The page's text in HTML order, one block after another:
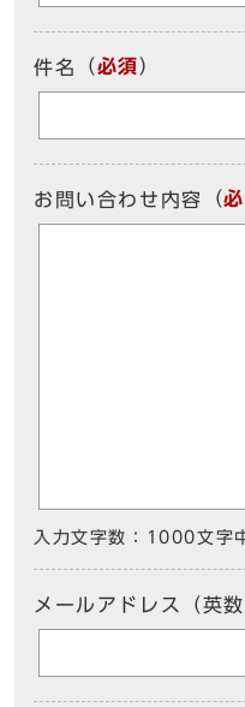
件名 （必須）
お問い合わせ内容 （
入力文字数： 1000文字
メールアドレス（英数